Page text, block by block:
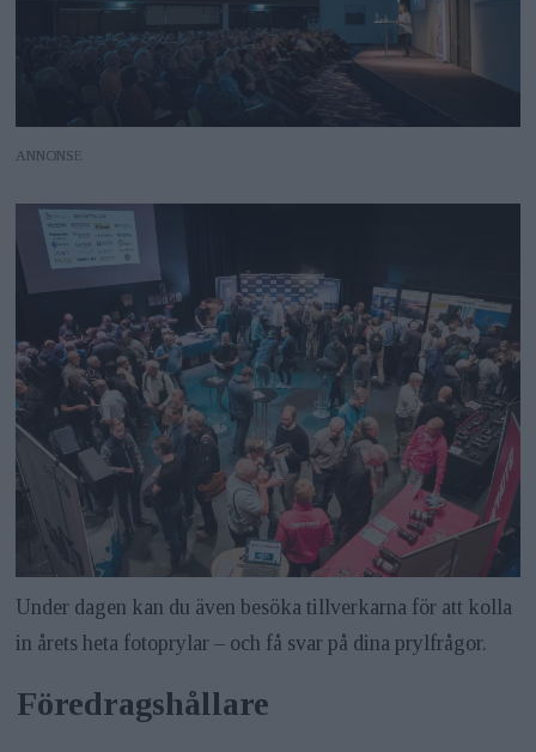
ANNONS
Under dagen kan du även besöka tillverkarna för att kolla
in årets heta fotoprylar – och få svar på dina prylfrågor.
Föredragshållare